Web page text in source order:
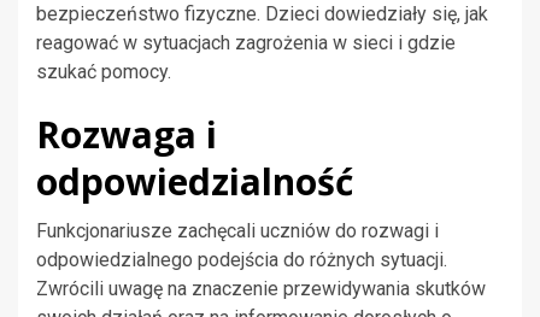
bezpieczeństwo fizyczne. Dzieci dowiedziały się, jak
reagować w sytuacjach zagrożenia w sieci i gdzie
szukać pomocy.
Rozwaga i
odpowiedzialność
Funkcjonariusze zachęcali uczniów do rozwagi i
odpowiedzialnego podejścia do różnych sytuacji.
Zwrócili uwagę na znaczenie przewidywania skutków